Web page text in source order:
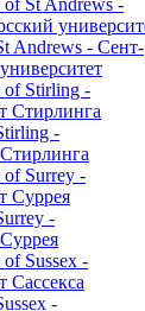
Andrews - Сент-
-
-
-